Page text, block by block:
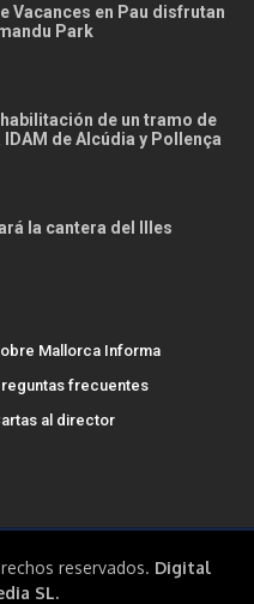
Vacances en Pau disfrutan
Park
de un tramo de
de Alcúdia y Pollença
la cantera del Illes
Mallorca Informa
frecuentes
al director
reservados. Digital
SL.